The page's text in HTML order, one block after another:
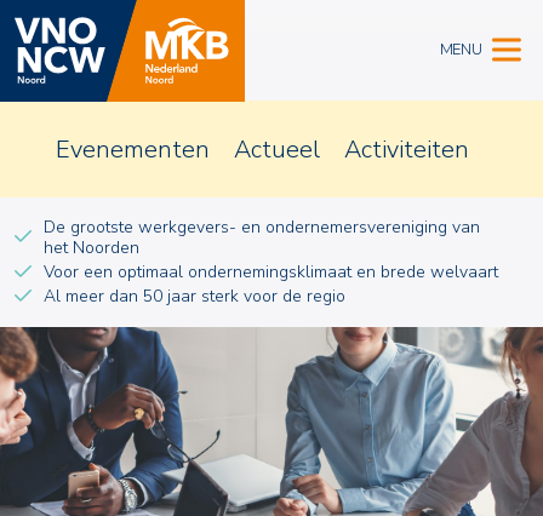
MENU
Evenementen Actueel Activiteiten
De grootste werkgevers- en ondernemersvereniging van
het Noorden
Voor een optimaal ondernemingsklimaat en brede welvaart
Al meer dan 50 jaar sterk voor de regio